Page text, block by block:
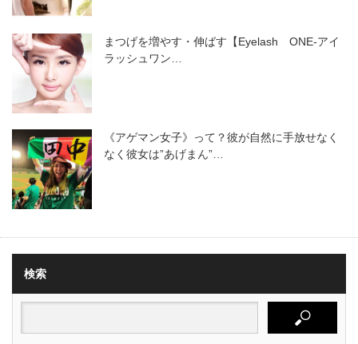
まつげを増やす・伸ばす【Eyelash ONE-アイ
ラッシュワン…
《アゲマン女子》って？彼が自然に手放せなく
なく彼女は”あげまん”…
検索